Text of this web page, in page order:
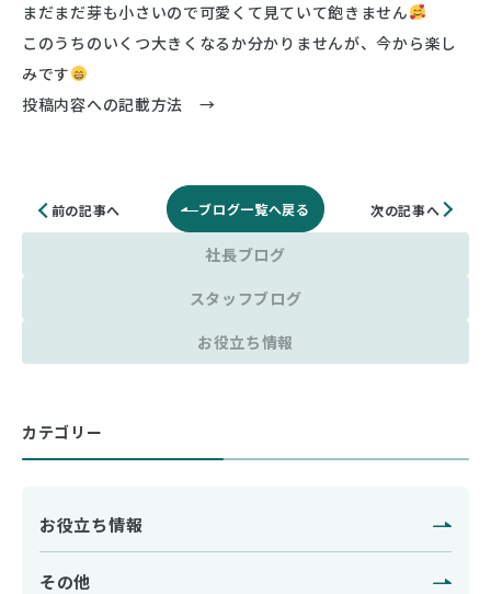
社長ブログ
スタッフブログ
お役立ち情報
カテゴリー
お役立ち情報
その他
まだまだ芽も小さいので可愛くて見ていて飽きません
このうちのいくつ大きくなるか分かりませんが、今から楽し
みです
投稿内容への記載方法 →
前の記事へ ブログ一覧へ戻る 次の記事へ